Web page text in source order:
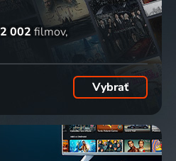
2 002 filmov
Vybrať